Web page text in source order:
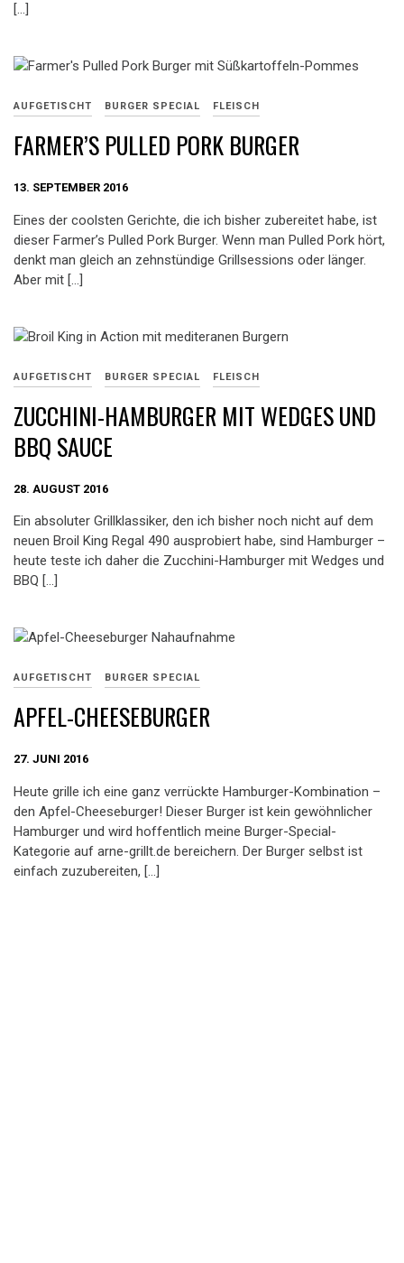
[…]
AUFGETISCHT BURGER SPECIAL FLEISCH
FARMER’S PULLED PORK BURGER
13. SEPTEMBER 2016
Eines der coolsten Gerichte, die ich bisher zubereitet habe, ist
dieser Farmer’s Pulled Pork Burger. Wenn man Pulled Pork hört,
denkt man gleich an zehnstündige Grillsessions oder länger.
Aber mit […]
AUFGETISCHT BURGER SPECIAL FLEISCH
ZUCCHINI-HAMBURGER MIT WEDGES UND
BBQ SAUCE
28. AUGUST 2016
Ein absoluter Grillklassiker, den ich bisher noch nicht auf dem
neuen Broil King Regal 490 ausprobiert habe, sind Hamburger –
heute teste ich daher die Zucchini-Hamburger mit Wedges und
BBQ […]
AUFGETISCHT BURGER SPECIAL
APFEL-CHEESEBURGER
27. JUNI 2016
Heute grille ich eine ganz verrückte Hamburger-Kombination –
den Apfel-Cheeseburger! Dieser Burger ist kein gewöhnlicher
Hamburger und wird hoffentlich meine Burger-Special-
Kategorie auf arne-grillt.de bereichern. Der Burger selbst ist
einfach zuzubereiten, […]